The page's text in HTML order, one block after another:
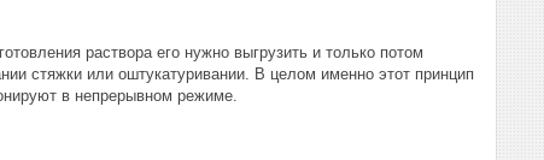
раствора его нужно выгрузить и только потом
стяжки или оштукатуривании. В целом именно этот принцип
в непрерывном режиме.